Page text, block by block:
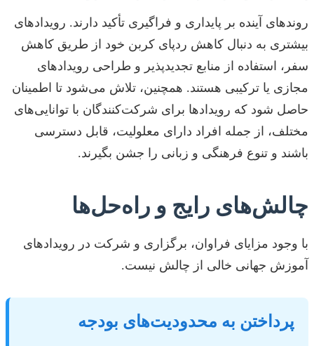
روندهای آینده بر پایداری و فراگیری تأکید دارند. رویدادهای
بیشتری به دنبال کاهش ردپای کربن خود از طریق کاهش
سفر، استفاده از منابع تجدیدپذیر و طراحی رویدادهای
مجازی یا ترکیبی هستند. همچنین، تلاش می‌شود تا اطمینان
حاصل شود که رویدادها برای شرکت‌کنندگان با توانایی‌های
مختلف، از جمله افراد دارای معلولیت، قابل دسترسی
باشند و تنوع فرهنگی و زبانی را جشن بگیرند.
چالش‌های رایج و راه‌حل‌ها
با وجود مزایای فراوان، برگزاری و شرکت در رویدادهای
آموزش جهانی خالی از چالش نیست.
پرداختن به محدودیت‌های بودجه